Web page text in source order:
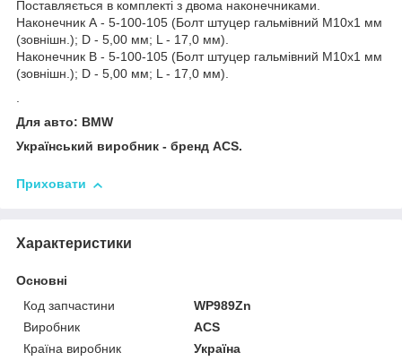
Поставляється в комплекті з двома наконечниками.
Наконечник А - 5-100-105 (Болт штуцер гальмівний М10х1 мм
(зовнішн.); D - 5,00 мм; L - 17,0 мм).
Наконечник В - 5-100-105 (Болт штуцер гальмівний М10х1 мм
(зовнішн.); D - 5,00 мм; L - 17,0 мм).
.
Для авто: BMW
Український виробник - бренд ACS.
Приховати
Характеристики
Основні
Код запчастини
WP989Zn
Виробник
ACS
Країна виробник
Україна